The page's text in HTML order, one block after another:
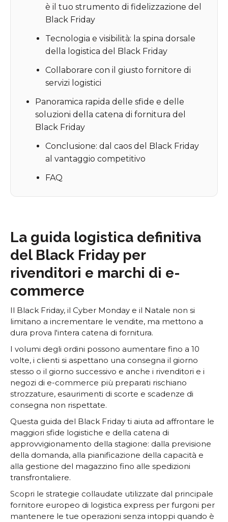
è il tuo strumento di fidelizzazione del
Black Friday
Tecnologia e visibilità: la spina dorsale
della logistica del Black Friday
Collaborare con il giusto fornitore di
servizi logistici
Panoramica rapida delle sfide e delle
soluzioni della catena di fornitura del
Black Friday
Conclusione: dal caos del Black Friday
al vantaggio competitivo
FAQ
La guida logistica definitiva
del Black Friday per
rivenditori e marchi di e-
commerce
Il Black Friday, il Cyber Monday e il Natale non si
limitano a incrementare le vendite, ma mettono a
dura prova l'intera catena di fornitura.
I volumi degli ordini possono aumentare fino a 10
volte, i clienti si aspettano una consegna il giorno
stesso o il giorno successivo e anche i rivenditori e i
negozi di e-commerce più preparati rischiano
strozzature, esaurimenti di scorte e scadenze di
consegna non rispettate.
Questa guida del Black Friday ti aiuta ad affrontare le
maggiori sfide logistiche e della catena di
approvvigionamento della stagione: dalla previsione
della domanda, alla pianificazione della capacità e
alla gestione del magazzino fino alle spedizioni
transfrontaliere.
Scopri le strategie collaudate utilizzate dal principale
fornitore europeo di logistica express per furgoni per
mantenere le tue operazioni senza intoppi quando è